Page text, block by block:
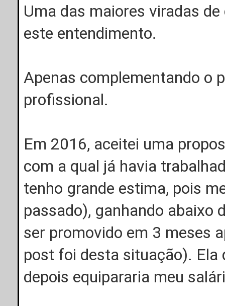
Uma das maiores viradas
este entendimento.
Apenas complementando o
profissional.
Em 2016, aceitei uma
com a qual já havia
tenho grande estima, pois
passado), ganhando abaixo
ser promovido em 3 meses
post foi desta situação). Ela
depois equipararia meu